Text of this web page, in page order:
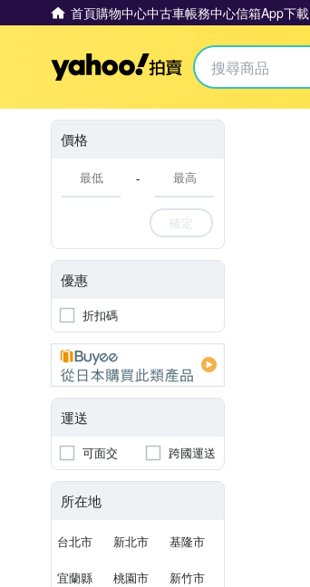
首頁購物中心中古車帳務中心信箱App下載
Yahoo拍賣
價格
-
確定
優惠
折扣碼
運送
可面交 跨國運送
所在地
台北市 新北市 基隆市
宜蘭縣 桃園市 新竹市